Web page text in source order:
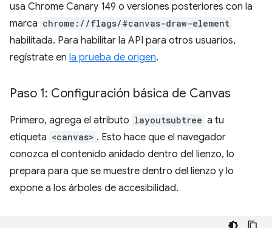
usa Chrome Canary 149 o versiones posteriores con la
marca chrome://flags/#canvas-draw-element
habilitada. Para habilitar la API para otros usuarios,
regístrate en la prueba de origen.
Paso 1: Configuración básica de Canvas
Primero, agrega el atributo layoutsubtree a tu
etiqueta <canvas> . Esto hace que el navegador
conozca el contenido anidado dentro del lienzo, lo
prepara para que se muestre dentro del lienzo y lo
expone a los árboles de accesibilidad.